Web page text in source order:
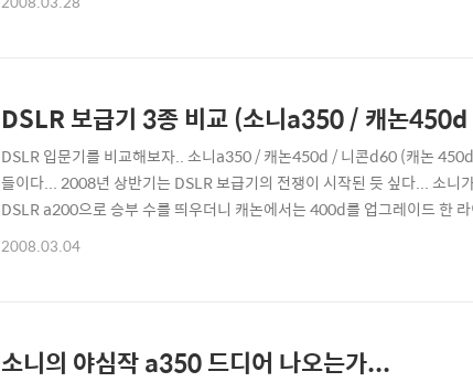
DSLR 보급기 3종 비교 (소니a350 / 캐논
DSLR 입문기를 비교해보자.. 소니a350 / 캐논450d / 니콘d60 (캐논
들이다... 2008년 상반기는 DSLR 보급기의 전쟁이 시작된 듯 싶다... 소니
DSLR a200으로 승부 수를 띄우더니 캐논에서는 400d를 업그레이드 한
는 d40x의 업그레이드 모델을 선보였다. 이 밖에도 삼성과 펜탁스에서도
2008.03.04
소니의 야심작 a350 드디어 나오는가...